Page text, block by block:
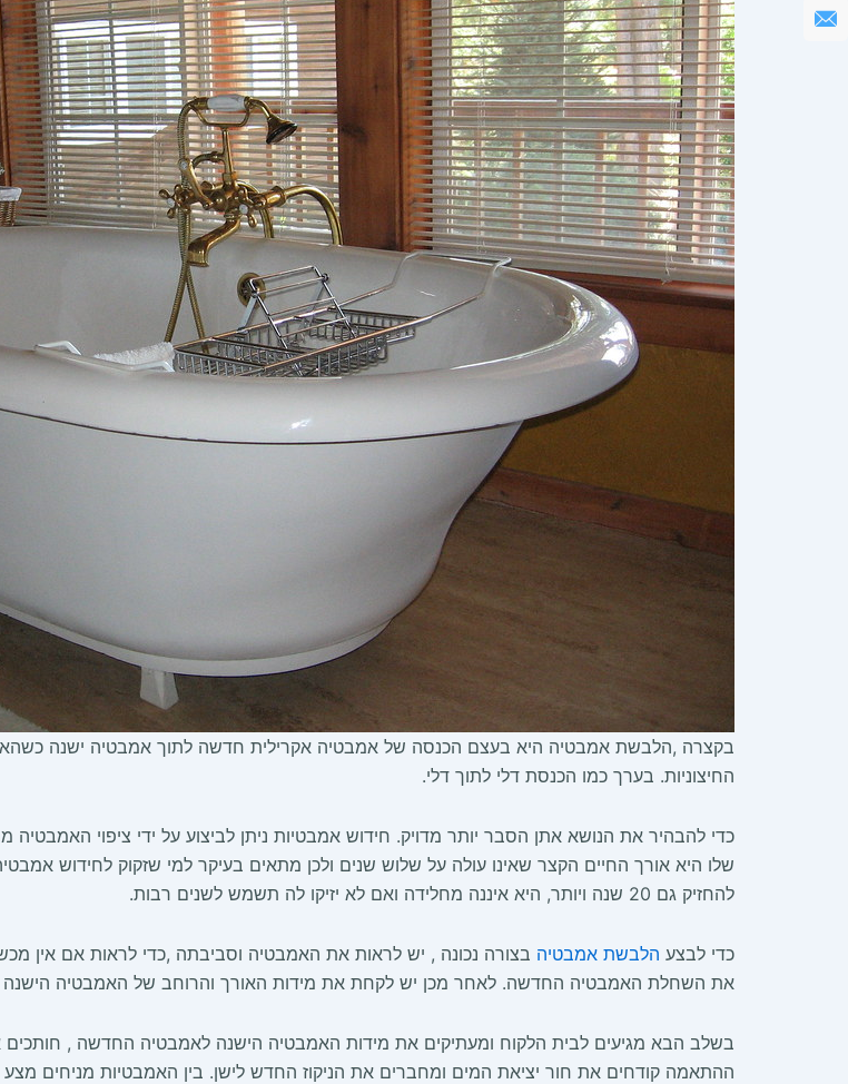
בקצרה ,הלבשת אמבטיה היא בעצם הכנסה של אמבטיה אקרילית חדשה לתוך אמבטיה ישנה
החיצוניות. בערך כמו הכנסת דלי לתוך דלי.
כדי להבהיר את הנושא אתן הסבר יותר מדויק. חידוש אמבטיות ניתן לביצוע על ידי ציפוי
שלו היא אורך החיים הקצר שאינו עולה על שלוש שנים ולכן מתאים בעיקר למי שזקוק לחידוש
להחזיק גם 20 שנה ויותר, היא איננה מחלידה ואם לא יזיקו לה תשמש לשנים רבות.
כדי לבצע הלבשת אמבטיה בצורה נכונה , יש לראות את האמבטיה וסביבתה ,כדי לראות אם אין
את השחלת האמבטיה החדשה. לאחר מכן יש לקחת את מידות האורך והרוחב של האמבטיה
בשלב הבא מגיעים לבית הלקוח ומעתיקים את מידות האמבטיה הישנה לאמבטיה החדשה ,
ההתאמה קודחים את חור יציאת המים ומחברים את הניקוז החדש לישן. בין האמבטיות מניחים